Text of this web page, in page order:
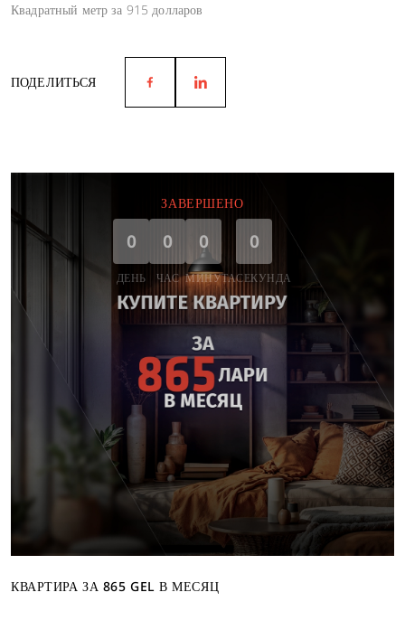
Квадратный метр за 915 долларов
ПОДЕЛИТЬСЯ
ЗАВЕРШЕНО
0
ДЕНЬ
0
ЧАС
0
МИНУТА
0
СЕКУНДА
КВАРТИРА ЗА 865 GEL В МЕСЯЦ